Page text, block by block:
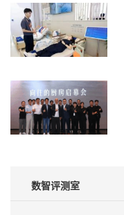
数智评测室